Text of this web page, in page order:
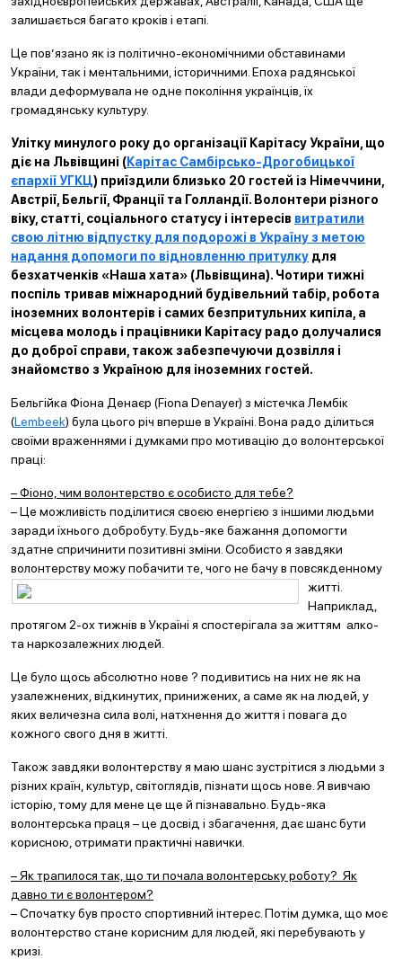
залишається багато кроків і етапі.
Це пов’язано як із політично-економічними обставинами
України, так і ментальними, історичними. Епоха радянської
влади деформувала не одне покоління українців, їх
громадянську культуру.
Улітку минулого року до організації Карітасу України, що
діє на Львівщині (Карітас Самбірсько-Дрогобицької
єпархії УГКЦ) приїздили близько 20 гостей із Німеччини,
Австрії, Бельгії, Франції та Голландії. Волонтери різного
віку, статті, соціального статусу і інтересів витратили
свою літню відпустку для подорожі в Україну з метою
надання допомоги по відновленню притулку для
безхатченків «Наша хата» (Львівщина). Чотири тижні
поспіль тривав міжнародний будівельний табір, робота
іноземних волонтерів і самих безпритульних кипіла, а
місцева молодь і працівники Карітасу радо долучалися
до доброї справи, також забезпечуючи дозвілля і
знайомство з Україною для іноземних гостей.
Бельгійка Фіона Денаєр (Fiona Denayer) з містечка Лембік
(Lembeek) була цього річ вперше в Україні. Вона радо ділиться
своїми враженнями і думками про мотивацію до волонтерської
праці:
– Фіоно, чим волонтерство є особисто для тебе?
– Це можливість поділитися своєю енергією з іншими людьми
заради їхнього добробуту. Будь-яке бажання допомогти
здатне спричинити позитивні зміни. Особисто я завдяки
волонтерству можу побачити те, чого не бачу в повсякденному
житті.
Наприклад,
протягом 2-ох тижнів в Україні я спостерігала за життям алко-
та наркозалежних людей.
Це було щось абсолютно нове ? подивитись на них не як на
узалежнених, відкинутих, принижених, а саме як на людей, у
яких величезна сила волі, натхнення до життя і повага до
кожного свого дня в житті.
Також завдяки волонтерству я маю шанс зустрітися з людьми з
різних країн, культур, світоглядів, пізнати щось нове. Я вивчаю
історію, тому для мене це ще й пізнавально. Будь-яка
волонтерська праця – це досвід і збагачення, дає шанс бути
корисною, отримати практичні навички.
– Як трапилося так, що ти почала волонтерську роботу? Як
давно ти є волонтером?
– Спочатку був просто спортивний інтерес. Потім думка, що моє
волонтерство стане корисним для людей, які перебувають у
кризі.